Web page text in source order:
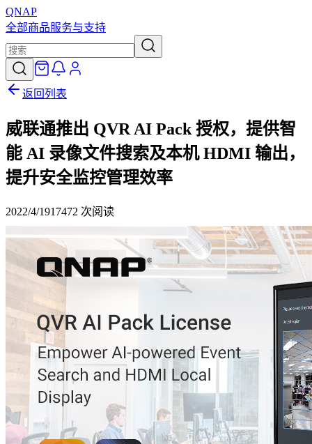
QNAP
全部商品服务与支持
返回列表
威联通推出 QVR AI Pack 授权，提供智
能 AI 录像文件搜索及本机 HDMI 输出，
提升安全监控管理效率
2022/4/1917472 次阅读